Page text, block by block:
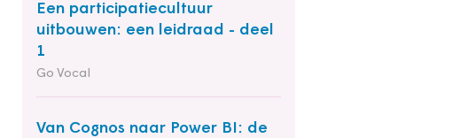
Een participatiecultuur
uitbouwen: een leidraad - deel
1
Go Vocal
Van Cognos naar Power BI: de